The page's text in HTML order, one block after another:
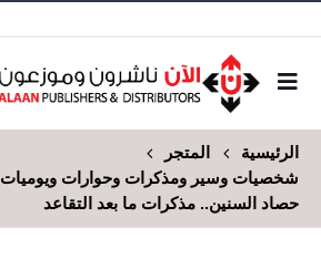
الرئيسية
المتجر
شخصيات وسير ومذكرات وحوارات ويوميات
حصاد السنين.. مذكرات ما بعد التقاعد